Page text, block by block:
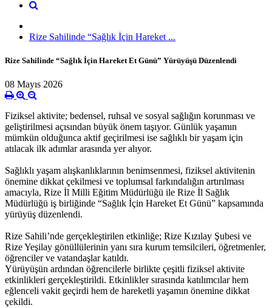
Rize Sahilinde “Sağlık İçin Hareket ...
Rize Sahilinde “Sağlık İçin Hareket Et Günü” Yürüyüşü Düzenlendi
08 Mayıs 2026
Fiziksel aktivite; bedensel, ruhsal ve sosyal sağlığın korunması ve
geliştirilmesi açısından büyük önem taşıyor. Günlük yaşamın
mümkün olduğunca aktif geçirilmesi ise sağlıklı bir yaşam için
atılacak ilk adımlar arasında yer alıyor.
Sağlıklı yaşam alışkanlıklarının benimsenmesi, fiziksel aktivitenin
önemine dikkat çekilmesi ve toplumsal farkındalığın artırılması
amacıyla, Rize İl Milli Eğitim Müdürlüğü ile Rize İl Sağlık
Müdürlüğü iş birliğinde “Sağlık İçin Hareket Et Günü” kapsamında
yürüyüş düzenlendi.
Rize Sahili’nde gerçekleştirilen etkinliğe; Rize Kızılay Şubesi ve
Rize Yeşilay gönüllülerinin yanı sıra kurum temsilcileri, öğretmenler,
öğrenciler ve vatandaşlar katıldı.
Yürüyüşün ardından öğrencilerle birlikte çeşitli fiziksel aktivite
etkinlikleri gerçekleştirildi. Etkinlikler sırasında katılımcılar hem
eğlenceli vakit geçirdi hem de hareketli yaşamın önemine dikkat
çekildi.